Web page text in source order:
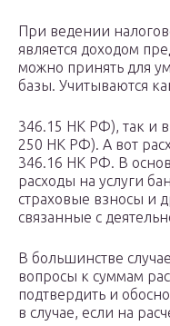
При ведении
является доходом
можно принять для
базы. Учитываются
346.15 НК РФ), так и
250 НК РФ). А вот
346.16 НК РФ. В
расходы на услуги
страховые взносы и
связанные с
В большинстве
вопросы к суммам
подтвердить и
в случае, если на